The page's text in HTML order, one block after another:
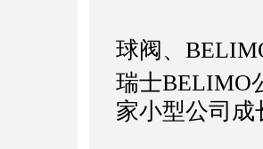
球阀、
瑞士BELIMO
家小型公司